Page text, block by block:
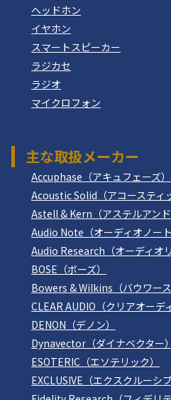
ヘッドホン
イヤホン
スマートスピーカー
ラジカセ
ラジオ
マイクロフォン
主な取扱メーカー
Accuphase（アキュフェーズ）
Acoustic Solid（アコースティ
Astell & Kern（アステルアンド
Audio Note（オーディオノート
Audio Research（オーディオリ
BOSE（ボーズ）
Bowers & Wilkins（バウワース
CLEAR AUDIO（クリアオーデ
DENON（デノン）
Dynavector（ダイナベクター）
ESOTERIC（エソテリック）
EXCLUSIVE（エクスクルーシブ